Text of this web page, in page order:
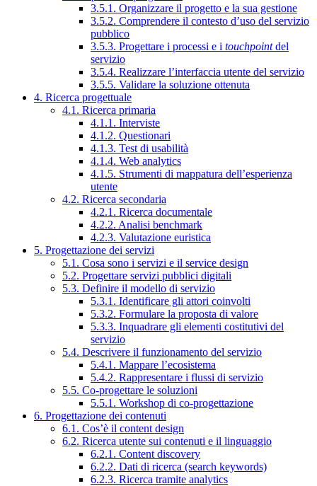
3.5.1. Organizzare il progetto e la sua gestione
3.5.2. Comprendere il contesto d’uso del servizio
pubblico
3.5.3. Progettare i processi e i touchpointdel
servizio
3.5.4. Realizzare l’interfaccia utente del servizio
3.5.5. Validare la soluzione ottenuta
4. Ricerca progettuale
4.1. Ricerca primaria
4.1.1. Interviste
4.1.2. Questionari
4.1.3. Test di usabilità
4.1.4. Web analytics
4.1.5. Strumenti di mappatura dell’esperienza
utente
4.2. Ricerca secondaria
4.2.1. Ricerca documentale
4.2.2. Analisi benchmark
4.2.3. Valutazione euristica
5. Progettazione dei servizi
5.1. Cosa sono i servizi e il service design
5.2. Progettare servizi pubblici digitali
5.3. Definire il modello di servizio
5.3.1. Identificare gli attori coinvolti
5.3.2. Formulare la proposta di valore
5.3.3. Inquadrare gli elementi costitutivi del
servizio
5.4. Descrivere il funzionamento del servizio
5.4.1. Mappare l’ecosistema
5.4.2. Rappresentare i flussi di servizio
5.5. Co-progettare le soluzioni
5.5.1. Workshop di co-progettazione
6. Progettazione dei contenuti
6.1. Cos’è il content design
6.2. Ricerca utente sui contenuti e il linguaggio
6.2.1. Content discovery
6.2.2. Dati di ricerca (search keywords)
6.2.3. Ricerca tramite analytics